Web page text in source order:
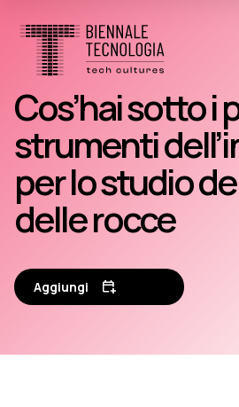
Cos’hai sotto i
strumenti
per lo studio
delle rocce
Aggiungi